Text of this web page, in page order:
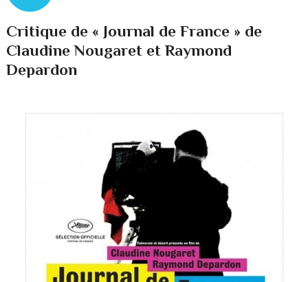
Critique de « Journal de France » de
Claudine Nougaret et Raymond
Depardon